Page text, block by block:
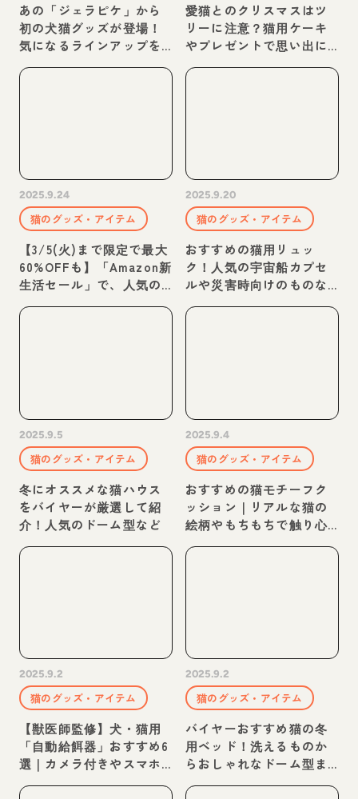
あの「ジェラピケ」から
初の犬猫グッズが登場！
気になるラインアップを
愛猫とのクリスマスはツ
リーに注意？猫用ケーキ
やプレゼントで思い出に
2025.9.24
猫のグッズ・アイテム
【3/5(火)まで限定で最大
60%OFFも】「Amazon新
生活セール」で、人気の
ペット用品をお得にゲッ
ト！
2025.9.20
猫のグッズ・アイテム
おすすめの猫用リュッ
ク！人気の宇宙船カプセ
ルや災害時向けのものな
ど
2025.9.5
猫のグッズ・アイテム
冬にオススメな猫ハウス
をバイヤーが厳選して紹
介！人気のドーム型など
2025.9.4
猫のグッズ・アイテム
おすすめの猫モチーフク
ッション｜リアルな猫の
絵柄やもちもちで触り心
2025.9.2
猫のグッズ・アイテム
【獣医師監修】犬・猫用
「自動給餌器」おすすめ6
選｜カメラ付きやスマホ
2025.9.2
猫のグッズ・アイテム
バイヤーおすすめ猫の冬
用ベッド！洗えるものか
らおしゃれなドーム型ま